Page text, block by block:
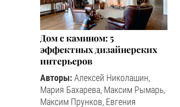
Дом с камином: 5
эффектных дизайнерских
интерьеров
Авторы: Алексей Николашин,
Мария Бахарева, Максим Рымарь,
Максим Прунков, Евгения